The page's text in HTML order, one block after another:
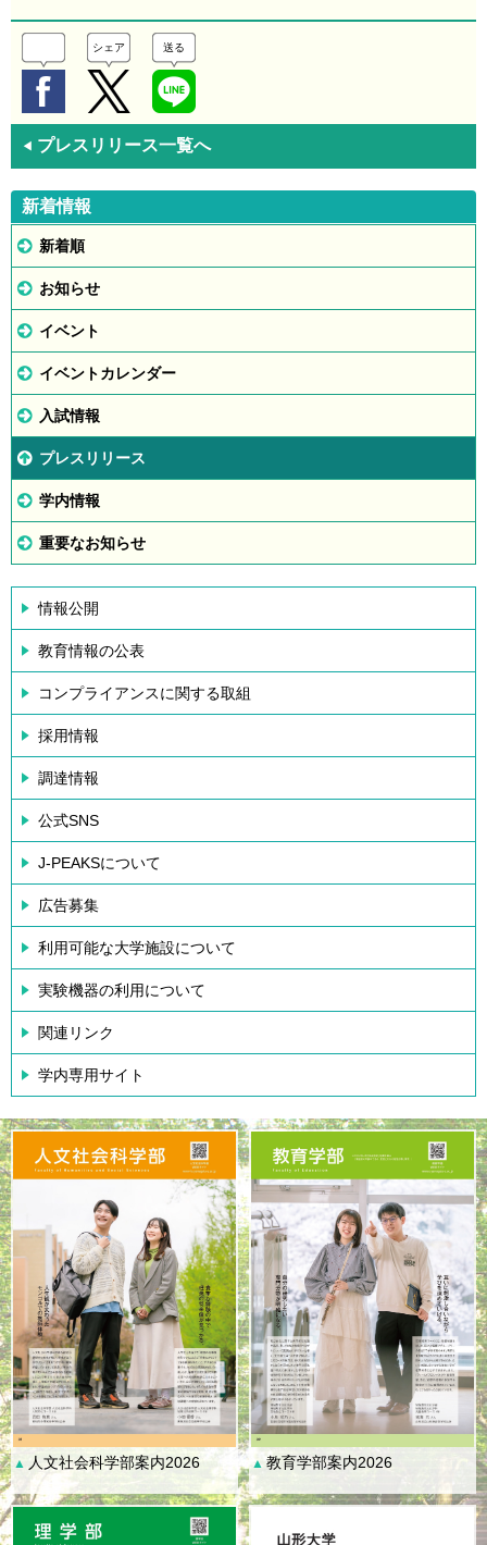
シェア 送る
◀ プレスリリース一覧へ
新着情報
新着順
お知らせ
イベント
イベントカレンダー
入試情報
プレスリリース
学内情報
重要なお知らせ
情報公開
教育情報の公表
コンプライアンスに関する取組
採用情報
調達情報
公式SNS
J-PEAKSについて
広告募集
利用可能な大学施設について
実験機器の利用について
関連リンク
学内専用サイト
▲ 人文社会科学部案内2026 ▲ 教育学部案内2026